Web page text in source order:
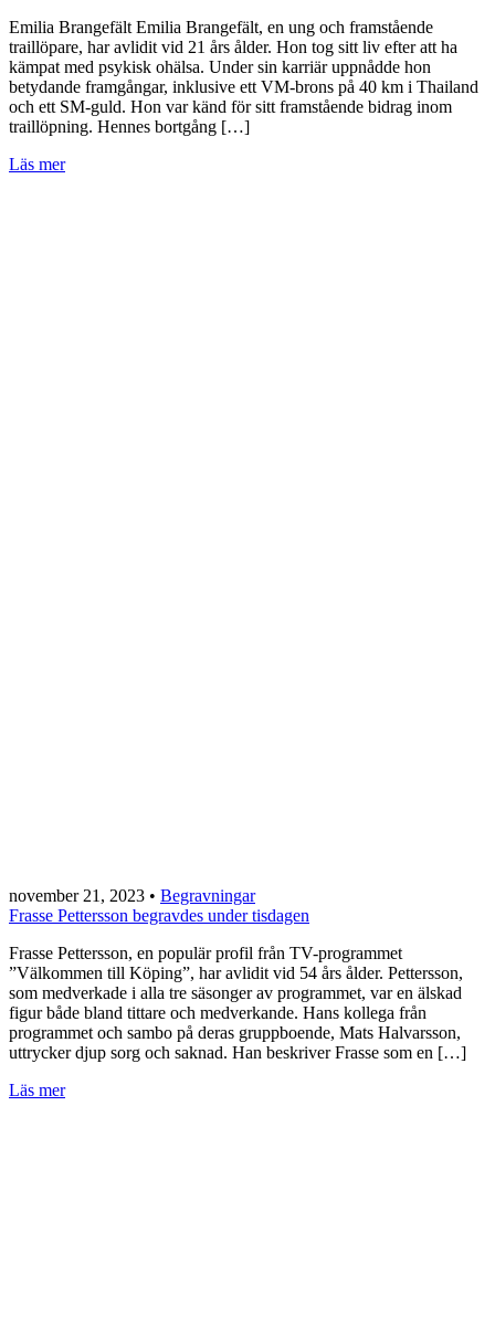
Emilia Brangefält Emilia Brangefält, en ung och framstående
traillöpare, har avlidit vid 21 års ålder. Hon tog sitt liv efter att ha
kämpat med psykisk ohälsa. Under sin karriär uppnådde hon
betydande framgångar, inklusive ett VM-brons på 40 km i Thailand
och ett SM-guld. Hon var känd för sitt framstående bidrag inom
traillöpning. Hennes bortgång […]
Läs mer
november 21, 2023 • Begravningar
Frasse Pettersson begravdes under tisdagen
Frasse Pettersson, en populär profil från TV-programmet
”Välkommen till Köping”, har avlidit vid 54 års ålder. Pettersson,
som medverkade i alla tre säsonger av programmet, var en älskad
figur både bland tittare och medverkande. Hans kollega från
programmet och sambo på deras gruppboende, Mats Halvarsson,
uttrycker djup sorg och saknad. Han beskriver Frasse som en […]
Läs mer